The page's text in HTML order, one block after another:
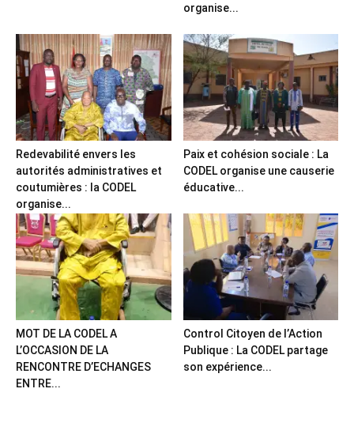
organise...
Redevabilité envers les
autorités administratives et
coutumières : la CODEL
organise...
Paix et cohésion sociale : La
CODEL organise une causerie
éducative...
MOT DE LA CODEL A
L’OCCASION DE LA
RENCONTRE D’ECHANGES
ENTRE...
Control Citoyen de l’Action
Publique : La CODEL partage
son expérience...